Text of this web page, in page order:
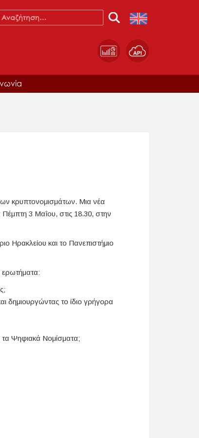
κρυπτονομισμάτων. Μια νέα
3 Μαΐου, στις 18.30, στην
Ηρακλείου και το Πανεπιστήμιο
ερωτήματα:
δημιουργώντας το ίδιο γρήγορα
τα Ψηφιακά Νομίσματα;